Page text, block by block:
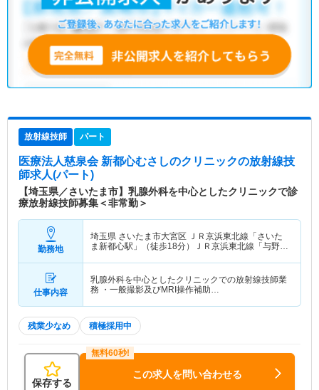
放射線技師 パート
医療法人慈泉会 新都心むさしのクリニックの放射線技
師求人(パート)
【埼玉県／さいたま市】乳腺外科を中心としたクリニックで診
療放射線技師募集＜非常勤＞
勤務地
埼玉県 さいたま市大宮区 ＪＲ京浜東北線「さいた
ま新都心駅」（徒歩18分）ＪＲ京浜東北線「与野
仕事内容
乳腺外科を中心としたクリニックでの放射線技師業
務 ・一般撮影及びMRI操作補助…
残業少なめ 積極採用中
保存する
この求人を問い合わせる